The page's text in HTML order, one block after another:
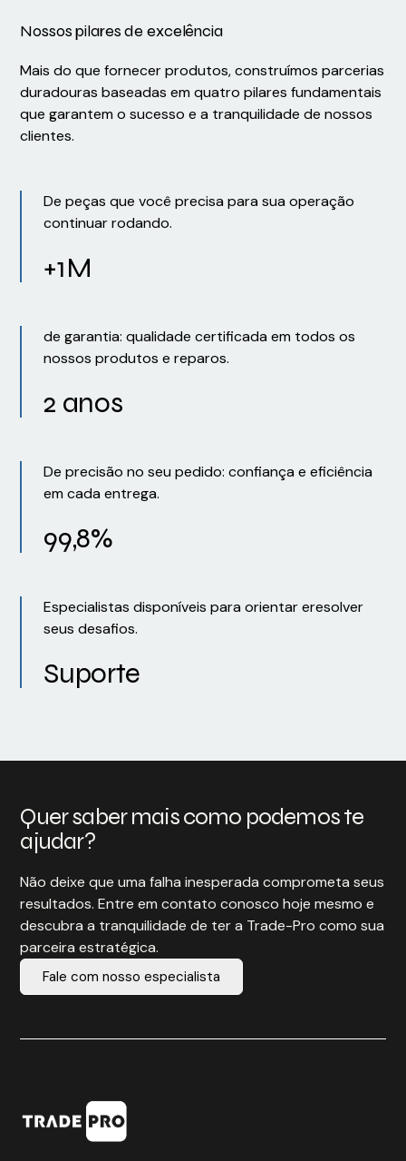
Nossos pilares de excelência
Mais do que fornecer produtos, construímos parcerias
duradouras baseadas em quatro pilares fundamentais
que garantem o sucesso e a tranquilidade de nossos
clientes.
De peças que você precisa para sua operação
continuar rodando.
+1M
de garantia: qualidade certificada em todos os
nossos produtos e reparos.
2 anos
De precisão no seu pedido: confiança e eficiência
em cada entrega.
99,8%
Especialistas disponíveis para orientar eresolver
seus desafios.
Suporte
Quer saber mais como podemos te
ajudar?
Não deixe que uma falha inesperada comprometa seus
resultados. Entre em contato conosco hoje mesmo e
descubra a tranquilidade de ter a Trade-Pro como sua
parceira estratégica.
Fale com nosso especialista